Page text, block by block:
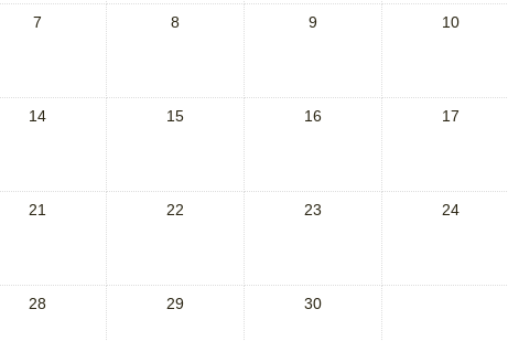
7 8 9 10
14 15 16 17
21 22 23 24
28 29 30